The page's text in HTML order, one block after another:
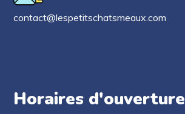
contact@lespetitschatsmeaux.com
Horaires d'ouverture​